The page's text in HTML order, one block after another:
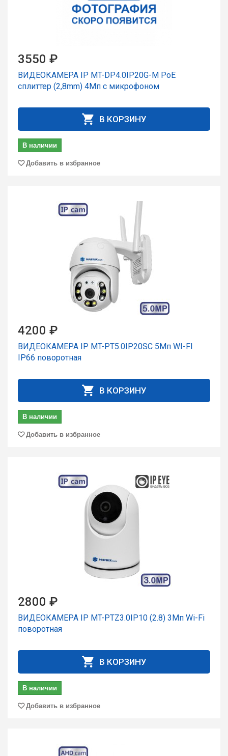
3550 ₽
ВИДЕОКАМЕРА IP MT-DP4.0IP20G-M PoE
сплиттер (2,8mm) 4Мп с микрофоном
В КОРЗИНУ
В наличии
Добавить в избранное
4200 ₽
ВИДЕОКАМЕРА IP MT-PT5.0IP20SC 5Мп WI-FI
IP66 поворотная
В КОРЗИНУ
В наличии
Добавить в избранное
2800 ₽
ВИДЕОКАМЕРА IP MT-PTZ3.0IP10 (2.8) 3Мп Wi-Fi
поворотная
В КОРЗИНУ
В наличии
Добавить в избранное